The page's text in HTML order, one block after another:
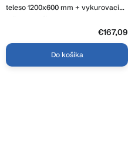
teleso 1200x600 mm + vykurovacia
tyč 600 W, čierna, W102-1200-600-
€167,09
Do košíka